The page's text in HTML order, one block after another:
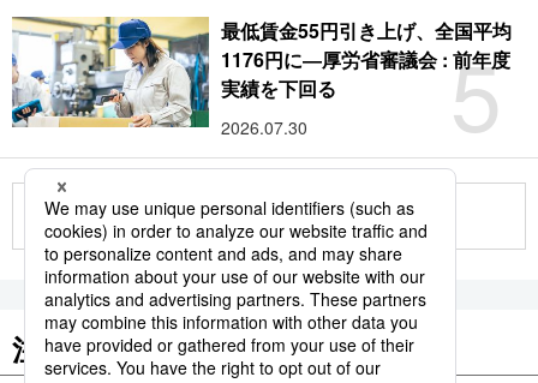
5
最低賃金55円引き上げ、全国平均
1176円に―厚労省審議会 : 前年度
実績を下回る
2026.07.30
もっと見る
注目のキーワード